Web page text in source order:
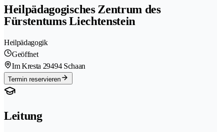
Heilpädagogisches Zentrum des
Fürstentums Liechtenstein
Heilpädagogik
Geöffnet
Im Kresta 29494 Schaan
Termin reservieren
Leitung